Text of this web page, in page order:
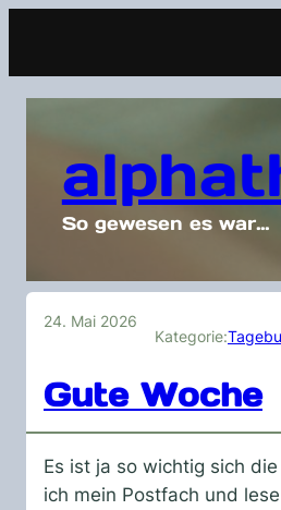
So gewesen es war…
24. Mai 2026
Kategorie:
Gute Woche
Es ist ja so wichtig sich
ich mein Postfach und